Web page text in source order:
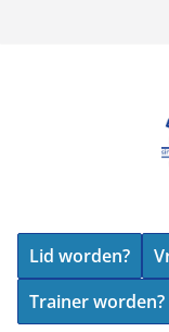
Lid worden?
Trainer worden?